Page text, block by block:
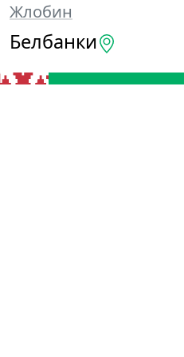
Жлобин
Белбанки